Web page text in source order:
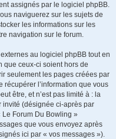
assignés par le logiciel phpBB.
naviguerez sur les sujets de
les informations sur les
navigation sur le forum.
au logiciel phpBB tout en
que ceux-ci soient hors de
seulement les pages créées par
récupérer l’information que vous
être, et n’est pas limité à : la
invité (désignée ci-après par
Le Forum Du Bowling »
que vous envoyez après
ici par « vos messages »).